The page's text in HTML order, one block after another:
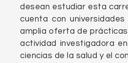
desean estudiar esta
cuenta con
amplia oferta de
actividad investigadora
ciencias de la salud y el